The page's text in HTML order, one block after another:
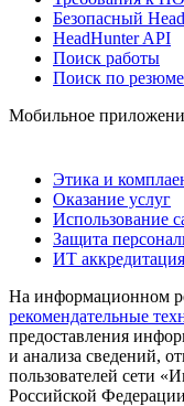
Безопасный
HeadHunter API
Поиск работы
Поиск по резюме
Мобильное
Этика и
Оказание услуг
Использование
Защита
ИТ аккредитация
На информационном
рекомендательные
предоставления
и анализа сведений,
пользователей сети
Российской